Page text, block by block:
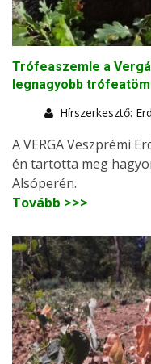
Trófeaszemle a
legnagyobb
Hírszerkesztő:
A VERGA Veszprémi
én tartotta meg
Alsóperén.
Tovább >>>